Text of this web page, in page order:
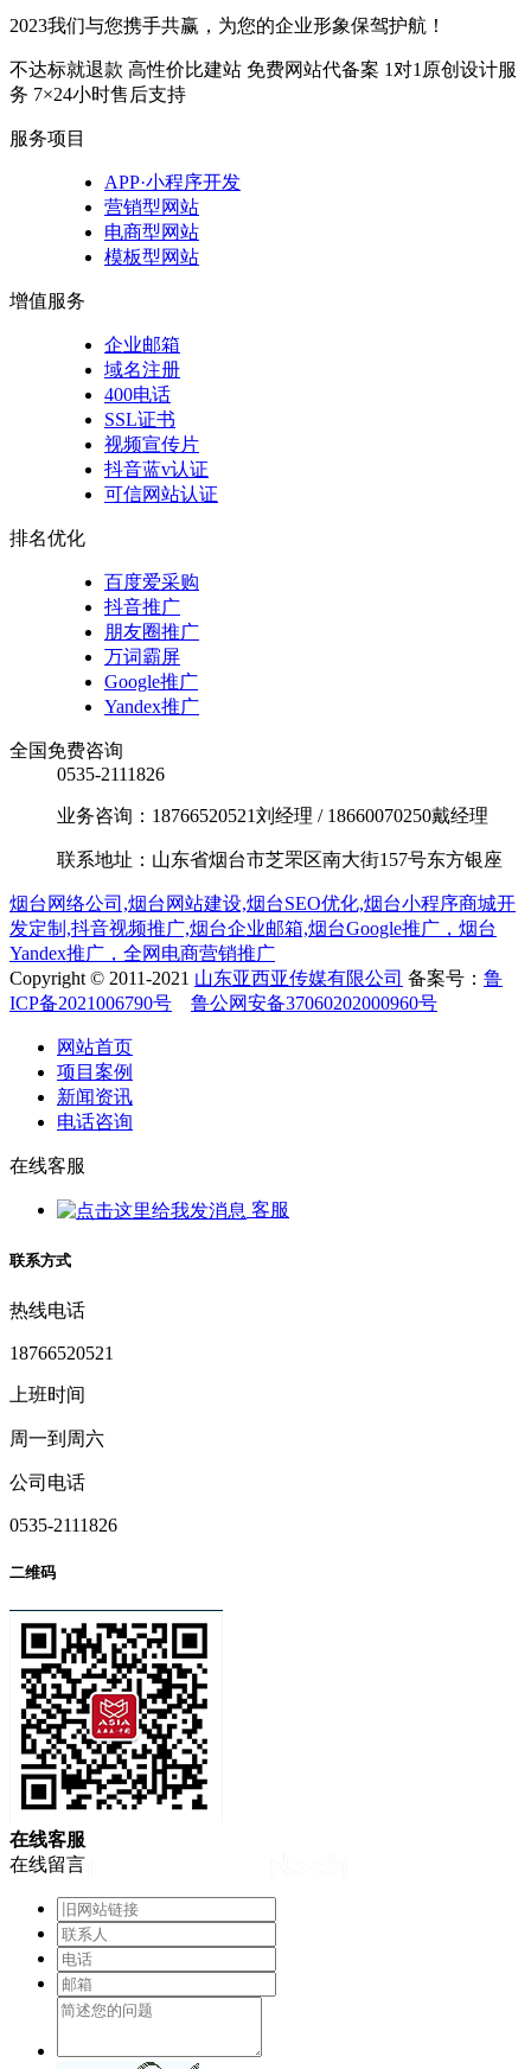
2023我们与您携手共赢，为您的企业形象保驾护航！
不达标就退款 高性价比建站 免费网站代备案 1对1原创设计服
务 7×24小时售后支持
服务项目
APP·小程序开发
营销型网站
电商型网站
模板型网站
增值服务
企业邮箱
域名注册
400电话
SSL证书
视频宣传片
抖音蓝v认证
可信网站认证
排名优化
百度爱采购
抖音推广
朋友圈推广
万词霸屏
Google推广
Yandex推广
全国免费咨询
0535-2111826
业务咨询：18766520521刘经理 / 18660070250戴经理
联系地址：山东省烟台市芝罘区南大街157号东方银座
烟台网络公司,烟台网站建设,烟台SEO优化,烟台小程序商城开
发定制,抖音视频推广,烟台企业邮箱,烟台Google推广，烟台
Yandex推广，全网电商营销推广
Copyright © 2011-2021 山东亚西亚传媒有限公司 备案号： 鲁
ICP备2021006790号
鲁公网安备37060202000960号
网站首页
项目案例
新闻资讯
电话咨询
在线客服
客服
联系方式
热线电话
18766520521
上班时间
周一到周六
公司电话
0535-2111826
二维码
在线客服
在线留言